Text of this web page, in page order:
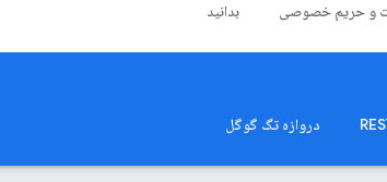
و حریم خصوصی بدانید
دروازه تگ گوگل